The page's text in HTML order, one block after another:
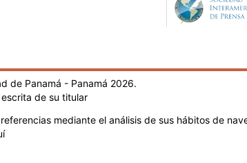
de Panamá - Panamá 2026.
de su titular
mediante el análisis de sus hábitos de